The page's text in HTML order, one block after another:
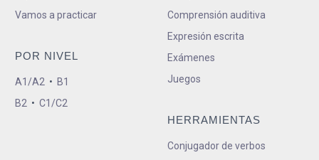
Vamos a practicar
POR NIVEL
A1/A2 • B1
B2 • C1/C2
Comprensión auditiva
Expresión escrita
Exámenes
Juegos
HERRAMIENTAS
Conjugador de verbos